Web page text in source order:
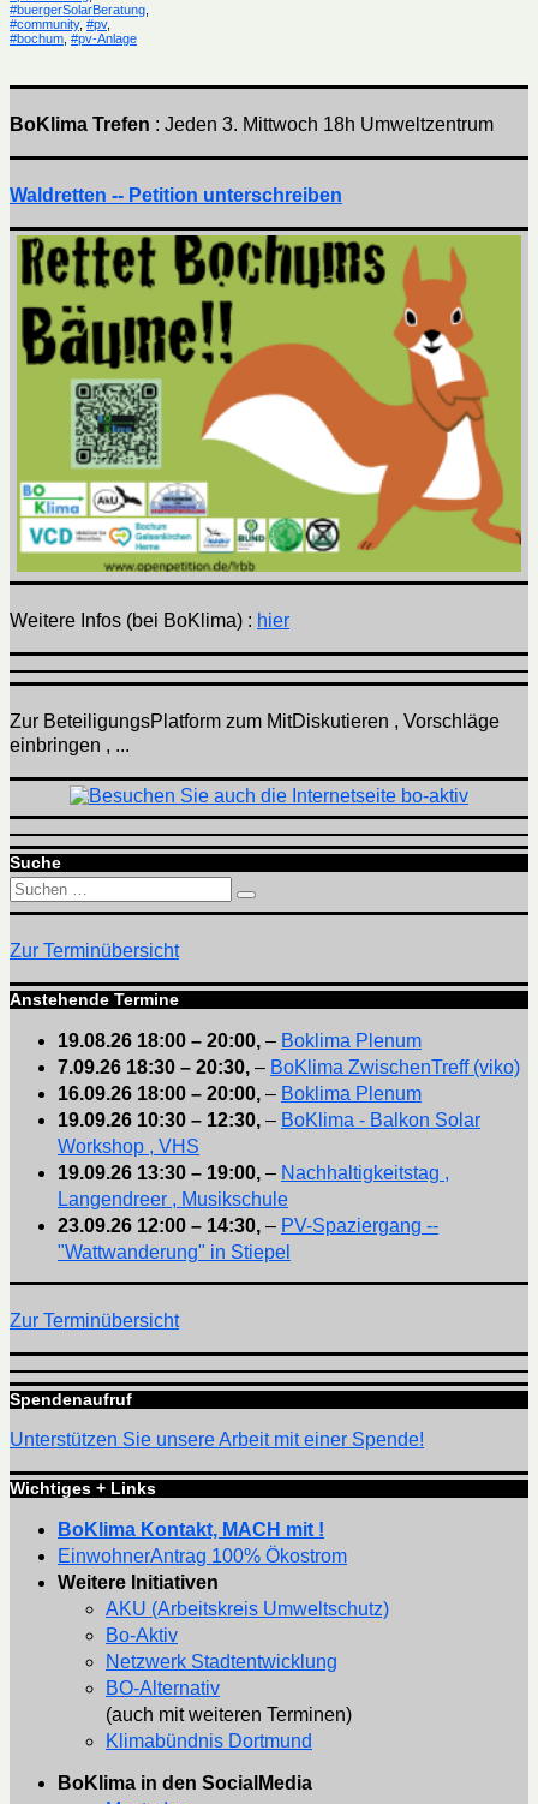
#buergerSolarBeratung
#community, #pv,
#bochum #pv-Anlage
BoKlima Trefen : Jeden 3. Mittwoch 18h Umweltzentrum
Waldretten -- Petition unterschreiben
Weitere Infos (bei BoKlima) : hier
Zur BeteiligungsPlatform zum MitDiskutieren , Vorschläge
einbringen , ...
Suche
Suchen
nach:
Suchen
Zur Terminübersicht
Anstehende Termine
19.08.26 18:00 – 20:00, – Boklima Plenum
7.09.26 18:30 – 20:30, – BoKlima ZwischenTreff (viko)
16.09.26 18:00 – 20:00, – Boklima Plenum
19.09.26 10:30 – 12:30, – BoKlima - Balkon Solar
Workshop , VHS
19.09.26 13:30 – 19:00, – Nachhaltigkeitstag ,
Langendreer , Musikschule
23.09.26 12:00 – 14:30, – PV-Spaziergang --
"Wattwanderung" in Stiepel
Zur Terminübersicht
Spendenaufruf
Unterstützen Sie unsere Arbeit mit einer Spende!
Wichtiges + Links
BoKlima Kontakt, MACH mit !
EinwohnerAntrag 100% Ökostrom
Weitere Initiativen
AKU (Arbeitskreis Umweltschutz)
Bo-Aktiv
Netzwerk Stadtentwicklung
BO-Alternativ
(auch mit weiteren Terminen)
Klimabündnis Dortmund
BoKlima in den SocialMedia